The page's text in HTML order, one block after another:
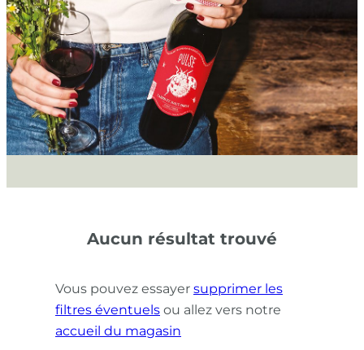
Aucun résultat trouvé
Vous pouvez essayer supprimer les
filtres éventuels ou allez vers notre
accueil du magasin